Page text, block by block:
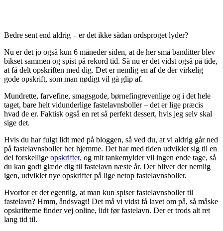
Bedre sent end aldrig – er det ikke sådan ordsproget lyder?
Nu er det jo også kun 6 måneder siden, at de her små banditter blev
bikset sammen og spist på rekord tid. Så nu er det vidst også på tide,
at få delt opskriften med dig. Det er nemlig en af de der virkelig
gode opskrift, som man nødigt vil gå glip af.
Mundrette, farvefine, smagsgode, børnefingrevenlige og i det hele
taget, bare helt vidunderlige fastelavnsboller – det er lige præcis
hvad de er. Faktisk også en ret så perfekt dessert, hvis jeg selv skal
sige det.
Hvis du har fulgt lidt med på bloggen, så ved du, at vi aldrig går ned
på fastelavnsboller her hjemme. Det har med tiden udviklet sig til en
del forskellige opskrifter, og mit tankemylder vil ingen ende tage, så
du kan godt glæde dig til fastelavn næste år. Der bliver der nemlig
igen, udviklet nye opskrifter på lige netop fastelavnsboller.
Hvorfor er det egentlig, at man kun spiser fastelavnsboller til
fastelavn? Hmm, åndsvagt! Det må vi vidst få lavet om på, så måske
opskrifterne finder vej online, lidt før fastelavn. Der er trods alt ret
lang tid til.